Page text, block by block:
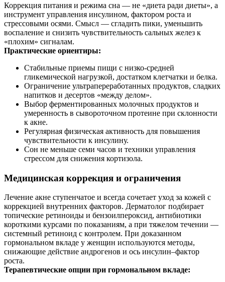
Коррекция питания и режима сна — не «диета ради диеты», а
инструмент управления инсулином, фактором роста и
стрессовыми осями. Смысл — сгладить пики, уменьшить
воспаление и снизить чувствительность сальных желез к
«плохим» сигналам.
Практические ориентиры:
Стабильные приемы пищи с низко‑средней
гликемической нагрузкой, достатком клетчатки и белка.
Ограничение ультрапереработанных продуктов, сладких
напитков и десертов «между делом».
Выбор ферментированных молочных продуктов и
умеренность в сывороточном протеине при склонности
к акне.
Регулярная физическая активность для повышения
чувствительности к инсулину.
Сон не меньше семи часов и техники управления
стрессом для снижения кортизола.
Медицинская коррекция и ограничения
Лечение акне ступенчатое и всегда сочетает уход за кожей с
коррекцией внутренних факторов. Дерматолог подбирает
топические ретиноиды и бензоилпероксид, антибиотики
короткими курсами по показаниям, а при тяжелом течении —
системный ретиноид с контролем. При доказанном
гормональном вкладе у женщин используются методы,
снижающие действие андрогенов и ось инсулин–фактор
роста.
Терапевтические опции при гормональном вкладе: